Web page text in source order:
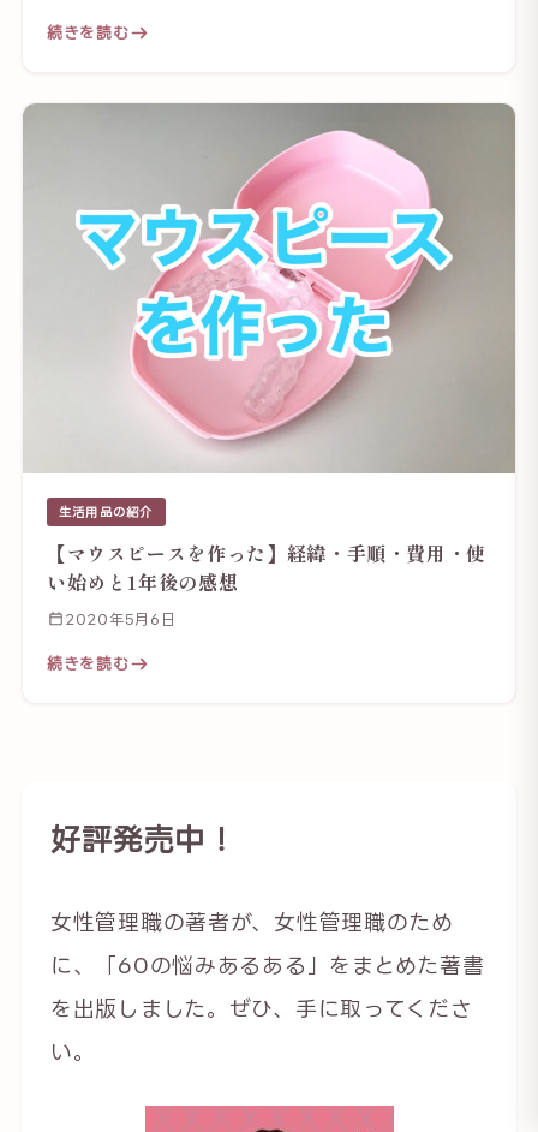
続きを読む
生活用品の紹介
【マウスピースを作った】経緯・手順・費用・使
い始めと1年後の感想
2020年5月6日
続きを読む
好評発売中！
女性管理職の著者が、女性管理職のため
に、「60の悩みあるある」をまとめた著書
を出版しました。ぜひ、手に取ってくださ
い。